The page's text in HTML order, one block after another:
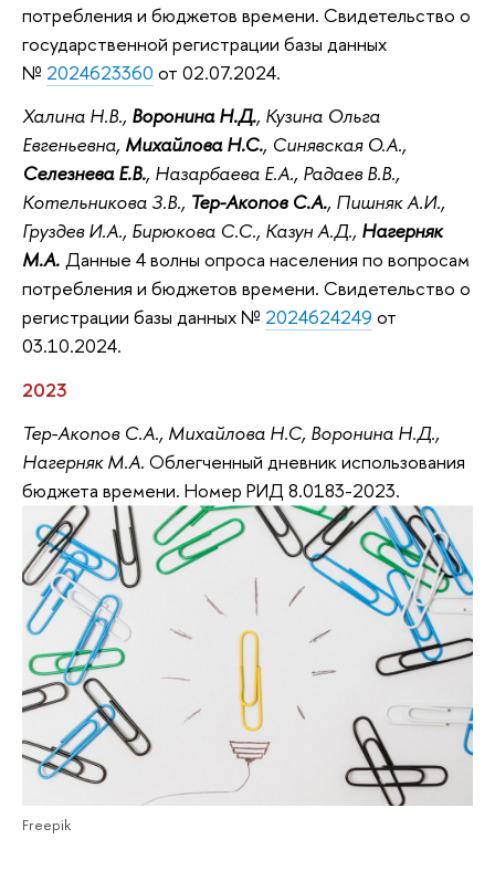
потребления и бюджетов времени. Свидетельство о
государственной регистрации базы данных
№ 2024623360 от 02.07.2024.
Халина Н.В., Воронина Н.Д., Кузина Ольга
Евгеньевна, Михайлова Н.С., Синявская О.А.,
Селезнева Е.В., Назарбаева Е.А., Радаев В.В.,
Котельникова З.В., Тер-Акопов С.А., Пишняк А.И.,
Груздев И.А., Бирюкова С.С., Казун А.Д., Нагерняк
М.А. Данные 4 волны опроса населения по вопросам
потребления и бюджетов времени. Свидетельство о
регистрации базы данных № 2024624249 от
03.10.2024.
2023
Тер-Акопов С.А., Михайлова Н.С, Воронина Н.Д.,
Нагерняк М.А. Облегченный дневник использования
бюджета времени. Номер РИД 8.0183-2023.
Freepik